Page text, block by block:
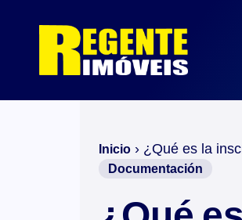
Inicio › ¿Qué es la
Documentación